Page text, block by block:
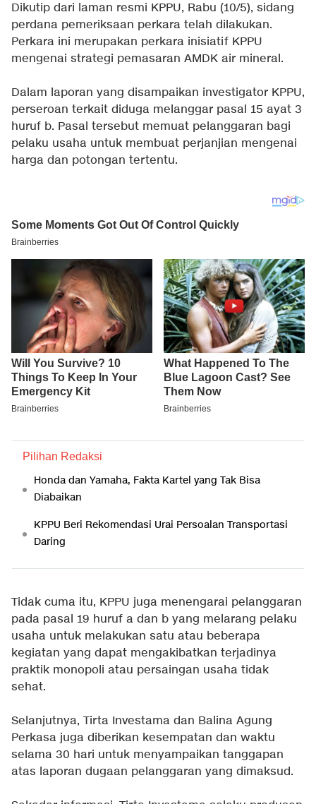
Dikutip dari laman resmi KPPU, Rabu (10/5), sidang
perdana pemeriksaan perkara telah dilakukan.
Perkara ini merupakan perkara inisiatif KPPU
mengenai strategi pemasaran AMDK air mineral.
Dalam laporan yang disampaikan investigator KPPU,
perseroan terkait diduga melanggar pasal 15 ayat 3
huruf b. Pasal tersebut memuat pelanggaran bagi
pelaku usaha untuk membuat perjanjian mengenai
harga dan potongan tertentu.
Pilihan Redaksi
Honda dan Yamaha, Fakta Kartel yang Tak Bisa
Diabaikan
KPPU Beri Rekomendasi Urai Persoalan Transportasi
Daring
Tidak cuma itu, KPPU juga menengarai pelanggaran
pada pasal 19 huruf a dan b yang melarang pelaku
usaha untuk melakukan satu atau beberapa
kegiatan yang dapat mengakibatkan terjadinya
praktik monopoli atau persaingan usaha tidak
sehat.
Selanjutnya, Tirta Investama dan Balina Agung
Perkasa juga diberikan kesempatan dan waktu
selama 30 hari untuk menyampaikan tanggapan
atas laporan dugaan pelanggaran yang dimaksud.